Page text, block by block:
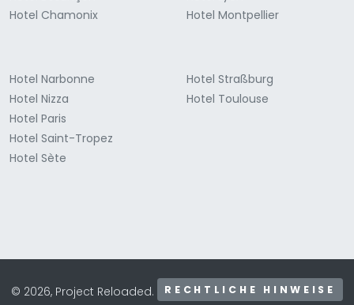
Hotel Chamonix
Hotel Montpellier
Hotel Narbonne
Hotel Nizza
Hotel Paris
Hotel Saint-Tropez
Hotel Sète
Hotel Straßburg
Hotel Toulouse
© 2026, Project Reloaded. RECHTLICHE HINWEISE